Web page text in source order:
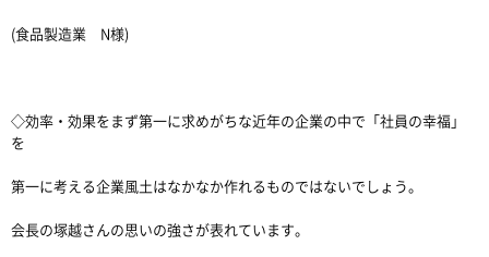
(食品製造業 N様)
◇効率・効果をまず第一に求めがちな近年の企業の中で「社員の幸福」
を
第一に考える企業風土はなかなか作れるものではないでしょう。
会長の塚越さんの思いの強さが表れています。